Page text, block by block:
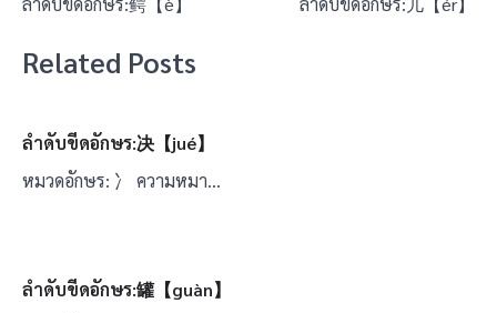
เรื่อง
Related Posts
ลำดับขีดอักษร:决【jué】
หมวดอักษร: 冫 ความหมา…
ลำดับขีดอักษร:罐【guàn】